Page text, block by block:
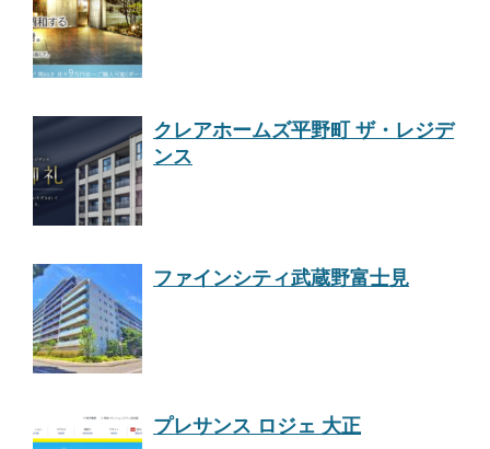
クレアホームズ平野町 ザ・レジデ
ンス
ファインシティ武蔵野富士見
プレサンス ロジェ 大正